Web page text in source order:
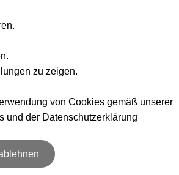
zu zeigen.
von Cookies gemäß unserer
und der Datenschutzerklärung